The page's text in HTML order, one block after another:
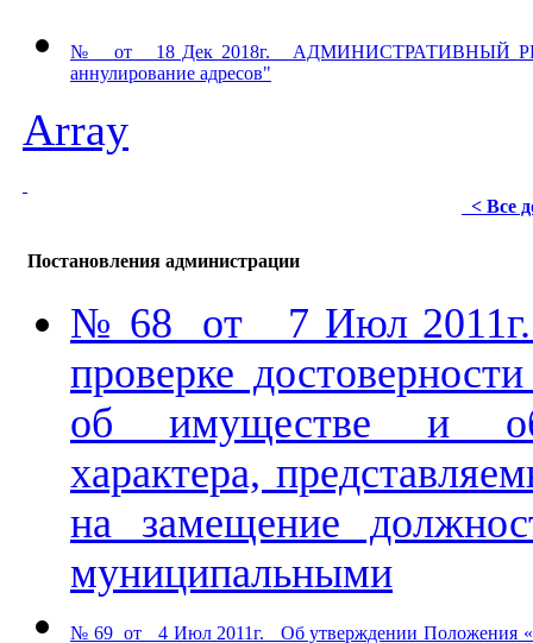
№ от 18 Дек 2018г. АДМИНИСТРАТИВНЫЙ
аннулирование адресов"
Array
< Все
Постановления администрации
№ 68 от 7 Июл 2011г.
проверке
об имуществе и
характера,
на замещение
муниципальными
№ 69 от 4 Июл 2011г. Об утверждении Положения «О